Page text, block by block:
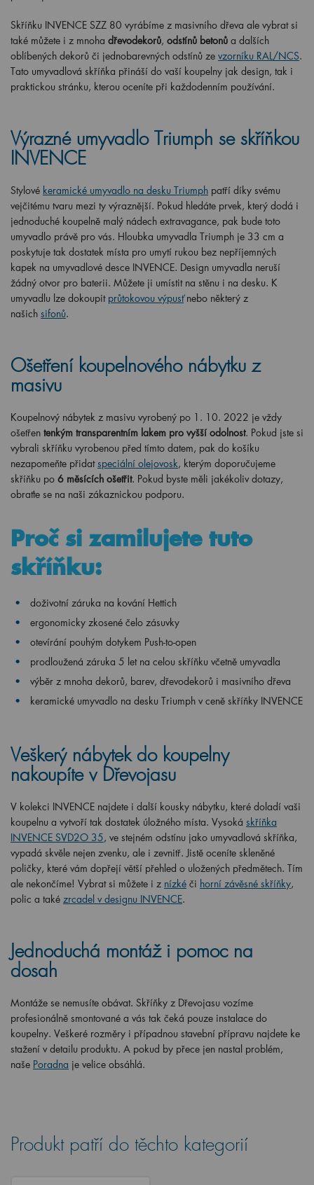
Skříňku INVENCE SZZ 80 vyrábíme z masivního dřeva ale vybrat si
také můžete i z mnoha dřevodekorů, odstínů betonů a dalších
oblíbených dekorů či jednobarevných odstínů ze vzorníku RAL/NCS.
Tato umyvadlová skříňka přináší do vaší koupelny jak design, tak i
praktickou stránku, kterou oceníte při každodenním používání.
Výrazné umyvadlo Triumph se skříňkou
INVENCE
Stylové keramické umyvadlo na desku Triumph patří díky svému
vejčitému tvaru mezi ty výraznější. Pokud hledáte prvek, který dodá i
jednoduché koupelně malý nádech extravagance, pak bude toto
umyvadlo právě pro vás. Hloubka umyvadla Triumph je 33 cm a
poskytuje tak dostatek místa pro umytí rukou bez nepříjemných
kapek na umyvadlové desce INVENCE. Design umyvadla neruší
žádný otvor pro baterii. Můžete ji umístit na stěnu i na desku. K
umyvadlu lze dokoupit průtokovou výpusťnebo některý z
našich sifonů.
Ošetření koupelnového nábytku z
masivu
Koupelnový nábytek z masivu vyrobený po 1. 10. 2022 je vždy
ošetřen tenkým transparentním lakem pro vyšší odolnost. Pokud jste si
vybrali skříňku vyrobenou před tímto datem, pak do košíku
nezapomeňte přidat speciální olejovosk, kterým doporučujeme
skříňku po 6 měsících ošetřit. Pokud byste měli jakékoliv dotazy,
obraťte se na naši zákaznickou podporu.
Proč si zamilujete tuto
skříňku:
doživotní záruka na kování Hettich
ergonomicky zkosené čelo zásuvky
otevírání pouhým dotykem Push-to-open
prodloužená záruka 5 let na celou skříňku včetně umyvadla
výběr z mnoha dekorů, barev, dřevodekorů i masivního dřeva
keramické umyvadlo na desku Triumph v ceně skříňky INVENCE
Veškerý nábytek do koupelny
nakoupíte v Dřevojasu
V kolekci INVENCE najdete i další kousky nábytku, které doladí vaši
koupelnu a vytvoří tak dostatek úložného místa. Vysoká skříňka
INVENCE SVD2O 35, ve stejném odstínu jako umyvadlová skříňka,
vypadá skvěle nejen zvenku, ale i zevnitř. Jistě oceníte skleněné
poličky, které vám dopřejí větší přehled o uložených předmětech. Tím
ale nekončíme! Vybrat si můžete i z nízké či horní závěsné skříňky,
polic a také zrcadel v designu INVENCE.
Jednoduchá montáž i pomoc na
dosah
Montáže se nemusíte obávat. Skříňky z Dřevojasu vozíme
profesionálně smontované a vás tak čeká pouze instalace do
koupelny. Veškeré rozměry i případnou stavební přípravu najdete ke
stažení v detailu produktu. A pokud by přece jen nastal problém,
naše Poradna je velice obsáhlá.
Produkt patří do těchto kategorií